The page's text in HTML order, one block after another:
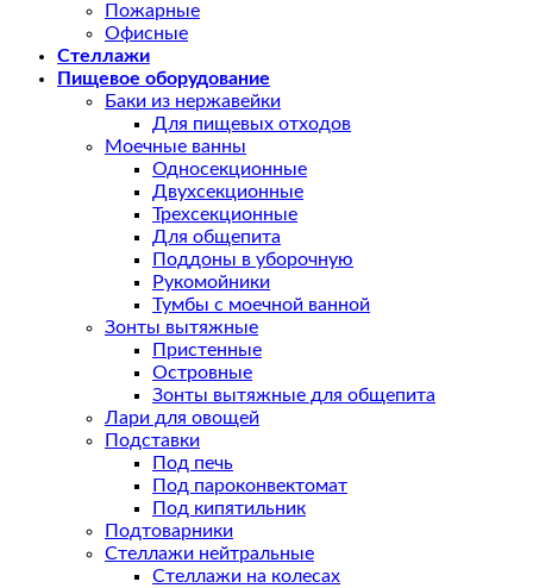
Пожарные
Офисные
Стеллажи
Пищевое оборудование
Баки из нержавейки
Для пищевых отходов
Моечные ванны
Односекционные
Двухсекционные
Трехсекционные
Для общепита
Поддоны в уборочную
Рукомойники
Тумбы с моечной ванной
Зонты вытяжные
Пристенные
Островные
Зонты вытяжные для общепита
Лари для овощей
Подставки
Под печь
Под пароконвектомат
Под кипятильник
Подтоварники
Стеллажи нейтральные
Стеллажи на колесах